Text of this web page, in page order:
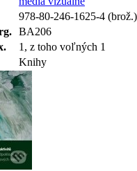
978-80-246-1625-4 (brož.)
BA206
1, z toho voľných 1
Knihy